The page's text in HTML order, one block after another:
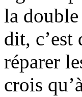
la double
dit, c’est
réparer
crois